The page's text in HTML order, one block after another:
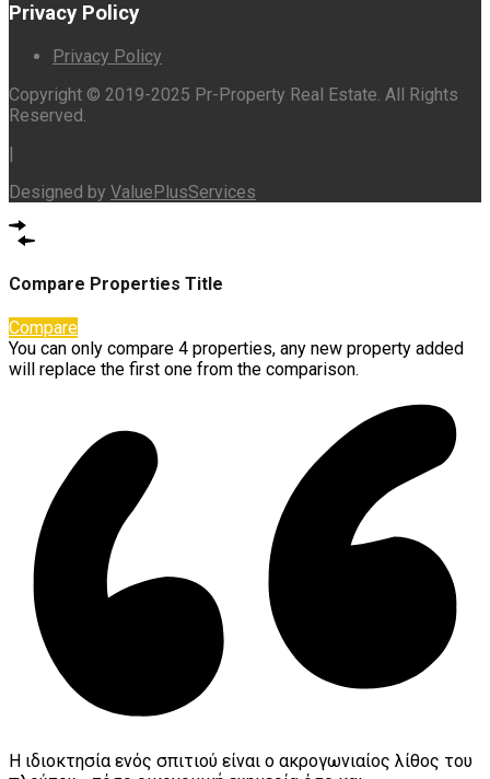
Privacy Policy
Privacy Policy
Copyright © 2019-2025 Pr-Property Real Estate. All Rights
Reserved.
|
Designed by ValuePlusServices
Compare Properties Title
Compare
You can only compare 4 properties, any new property added
will replace the first one from the comparison.
Η ιδιοκτησία ενός σπιτιού είναι ο ακρογωνιαίος λίθος του